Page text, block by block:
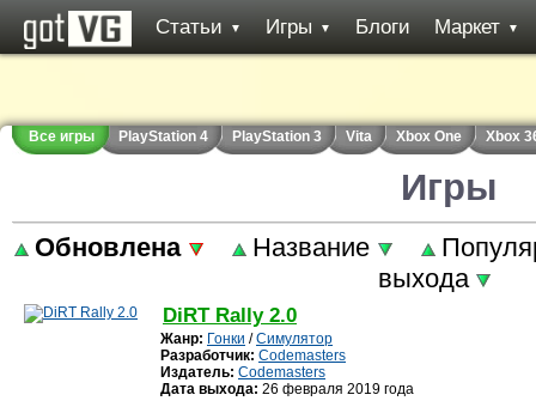
Статьи ▼ Игры ▼ Блоги Маркет ▼
Все игры PlayStation 4 PlayStation 3 Vita Xbox One Xbox
Игры
Обновлена Название
выхода
DiRT Rally 2.0
Жанр: Гонки /Симулятор
Разработчик: Codemasters
Издатель: Codemasters
Дата выхода: 26 февраля 2019 года